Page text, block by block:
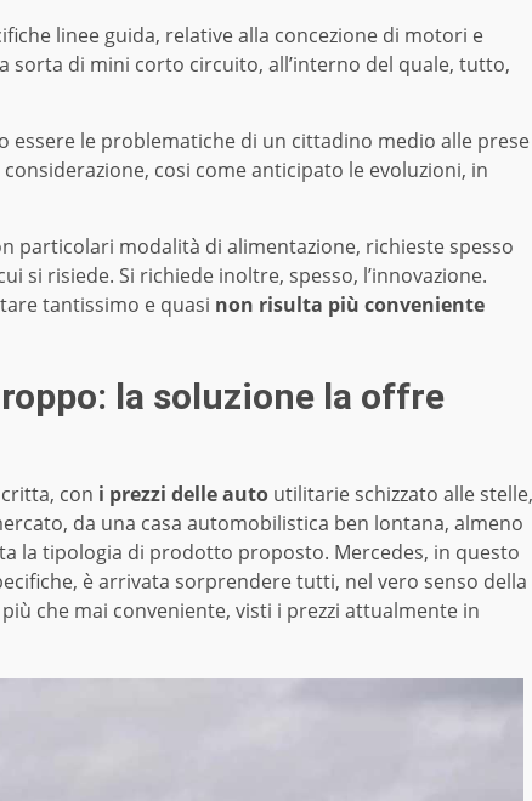
linee guida, relative alla concezione di motori e
sorta di mini corto circuito, all’interno del quale, tutto,
essere le problematiche di un cittadino medio alle prese
cosi come anticipato le evoluzioni, in
particolari modalità di alimentazione, richieste spesso
si risiede. Si richiede inoltre, spesso, l’innovazione.
tantissimo e quasi non risulta più conveniente
la soluzione la offre
con i prezzi delle auto utilitarie schizzato alle stelle,
da una casa automobilistica ben lontana, almeno
la tipologia di prodotto proposto. Mercedes, in questo
è arrivata sorprendere tutti, nel vero senso della
che mai conveniente, visti i prezzi attualmente in